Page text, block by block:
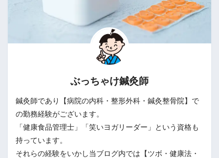
ぶっちゃけ鍼灸師
鍼灸師であり【病院の内科・整形外科・鍼灸整骨院】で
の勤務経験がございます。
「健康食品管理士」「笑いヨガリーダー」という資格も
持っています。
それらの経験をいかし当ブログ内では【ツボ・健康法・